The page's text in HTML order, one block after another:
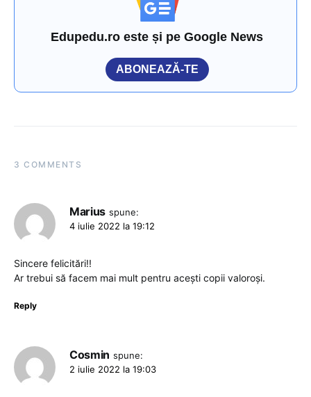
Edupedu.ro este și pe Google News
ABONEAZĂ-TE
3 COMMENTS
Marius spune:
4 iulie 2022 la 19:12
Sincere felicitări!!
Ar trebui să facem mai mult pentru acești copii valoroși.
Reply
Cosmin spune:
2 iulie 2022 la 19:03